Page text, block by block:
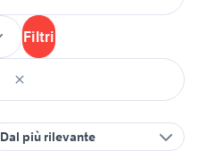
Filtri
Dal più rilevante